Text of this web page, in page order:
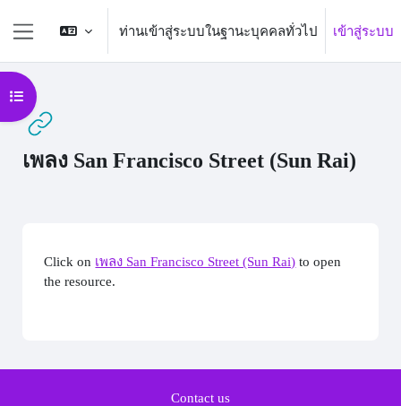
ข้ามไปที่เนื้อหาหลัก
ท่านเข้าสู่ระบบในฐานะบุคคลทั่วไป เข้าสู่ระบบ
เพลง San Francisco Street (Sun Rai)
Open course index
Click on เพลง San Francisco Street (Sun Rai) to open
the resource.
Contact us